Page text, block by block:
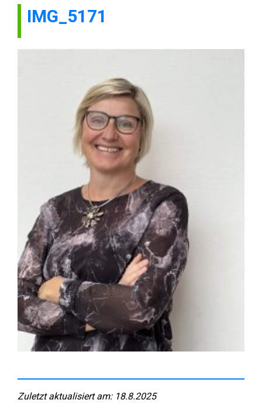
IMG_5171
Zuletzt aktualisiert am: 18.8.2025